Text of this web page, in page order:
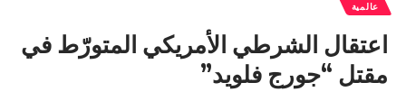
عالمية
اعتقال الشرطي الأمريكي المتورّط في
مقتل “جورج فلويد”